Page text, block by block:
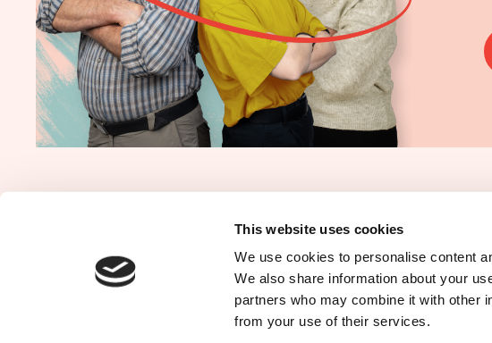
This website uses cookies
We use cookies to personalise content
We also share information about your
partners who may combine it with other
from your use of their services.
Offres d'emploi
Contact
Newsletter